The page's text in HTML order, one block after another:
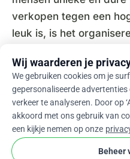
verkopen tegen een
leuk is, is het
geïnteresseerd raken
voorwerpen, is het een
online
evenement en de
26. Geldinzameling
Wij waarderen je
We gebruiken cookies om je
gepersonaliseerde
verkeer te analyseren. Door op
akkoord met ons gebruik van
een kijkje nemen op onze
Beheer